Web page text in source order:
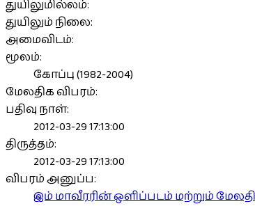
துயிலுமில்லம்:
துயிலும் நிலை:
அமைவிடம்:
மூலம்:
கோப்பு (1982-2004)
மேலதிக விபரம்:
பதிவு நாள்:
2012-03-29 17:13:00
திருத்தம்:
2012-03-29 17:13:00
விபரம் அனுப்ப:
இம் மாவீரரின் ஒளிப்படம் மற்றும்